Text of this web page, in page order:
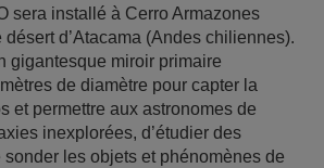
sera installé à Cerro Armazones
désert d’Atacama (Andes chiliennes).
gigantesque miroir primaire
de diamètre pour capter la
et permettre aux astronomes de
inexplorées, d’étudier des
les objets et phénomènes de